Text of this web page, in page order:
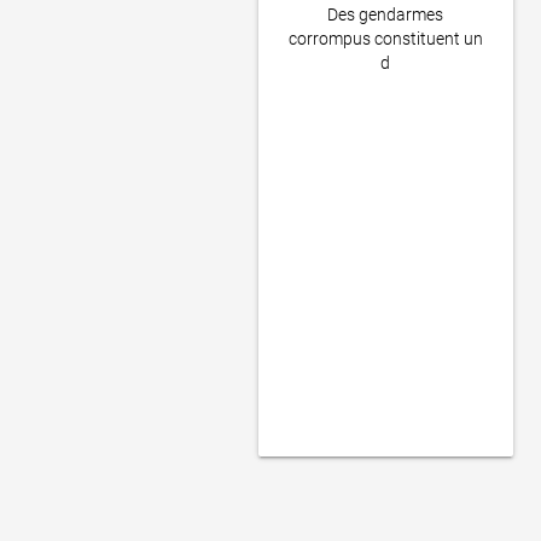
Des gendarmes
corrompus constituent un
d